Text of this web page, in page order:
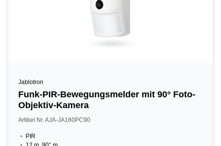
Jablotron
Funk-PIR-Bewegungsmelder mit 90° Foto-
Objektiv-Kamera
Artikel Nr. AJA-JA160PC90
PIR